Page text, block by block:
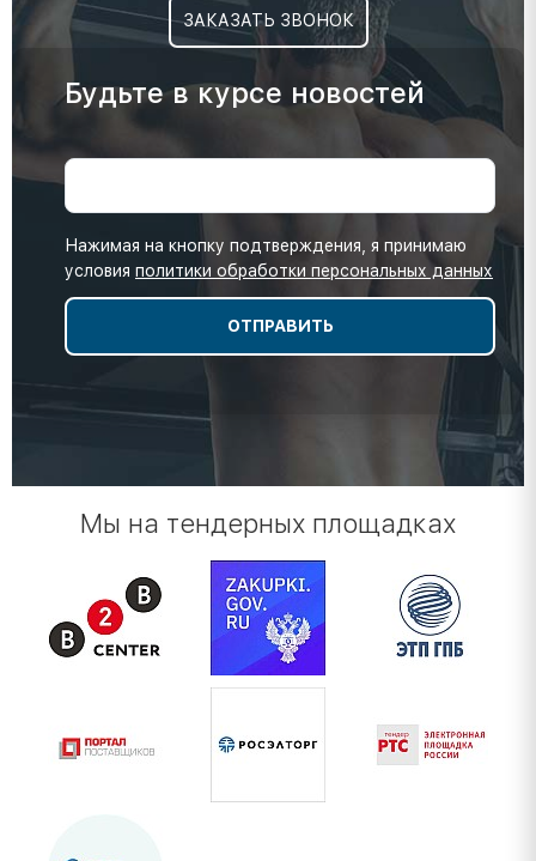
ЗАКАЗАТЬ ЗВОНОК
Будьте в курсе новостей
Нажимая на кнопку подтверждения, я принимаю
условия политики обработки персональных данных
Мы на тендерных площадках